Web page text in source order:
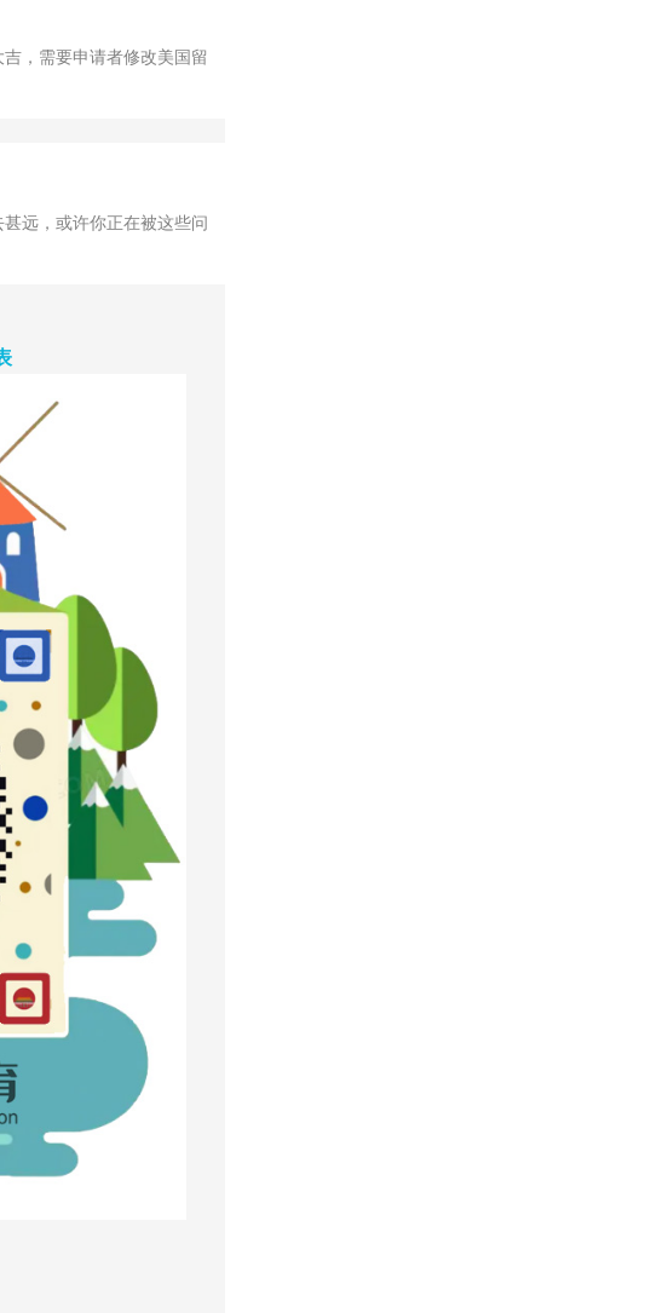
，需要申请者修改美国留
远，或许你正在被这些问